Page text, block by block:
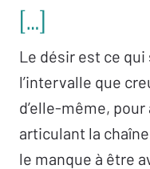
[…]
Le désir est ce
l’intervalle que
d’elle-même,
articulant la
le manque à être